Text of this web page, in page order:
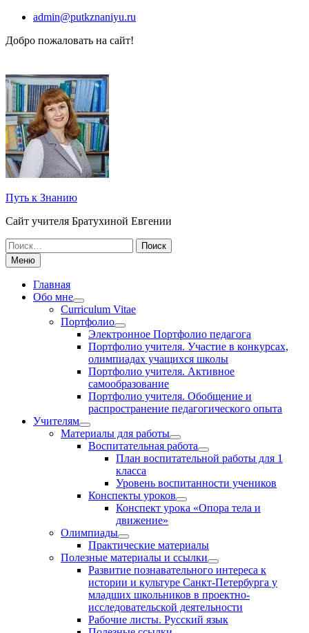
Перейти
содержимому
admin@putkznaniyu.ru
Добро пожаловать на сайт!
Путь к Знанию
Сайт учителя Братухиной Евгении
Поиск
по:Меню
Главная
Обо мне
Curriculum Vitae
Портфолио
Электронное Портфолио педагога
Портфолио учителя. Участие в конкурсах,
олимпиадах учащихся школы
Портфолио учителя. Активное
самообразование
Портфолио учителя. Обобщение и
распространение педагогического опыта
Учителям
Материалы для работы
Воспитательная работа
План воспитательной работы для 1
класса
Уровень воспитанности учеников
Конспекты уроков
Конспект урока «Опора тела и
движение»
Олимпиады
Практические материалы
Полезные материалы и ссылки
Развитие познавательного интереса к
истории и культуре Санкт-Петербурга у
младших школьников в проектно-
исследовательской деятельности
Рабочие листы. Русский язык